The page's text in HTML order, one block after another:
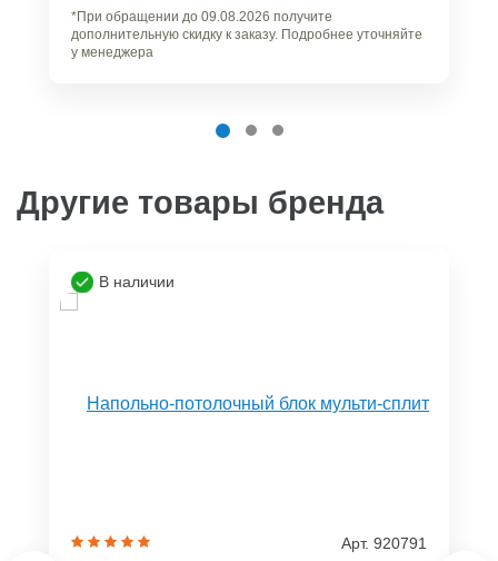
*При обращении до 09.08.2026 получите
дополнительную скидку к заказу. Подробнее уточняйте
у менеджера
Другие товары бренда
В наличии
Арт. 920791